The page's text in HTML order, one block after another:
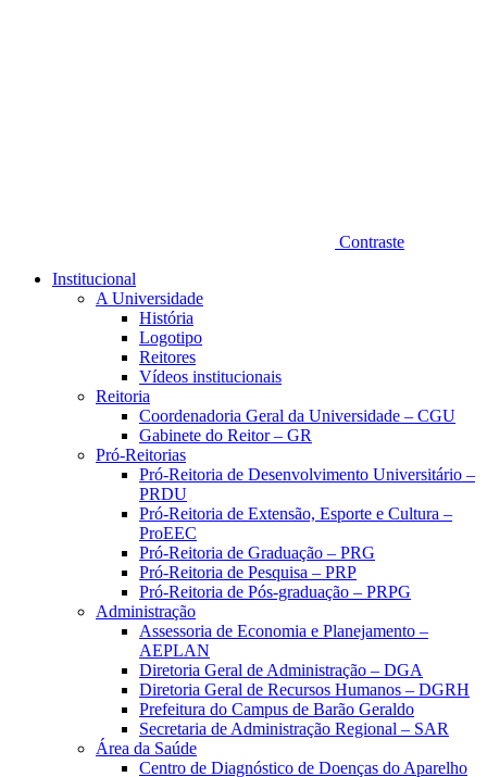
Contraste
Institucional
A Universidade
História
Logotipo
Reitores
Vídeos institucionais
Reitoria
Coordenadoria Geral da Universidade – CGU
Gabinete do Reitor – GR
Pró-Reitorias
Pró-Reitoria de Desenvolvimento Universitário –
PRDU
Pró-Reitoria de Extensão, Esporte e Cultura –
ProEEC
Pró-Reitoria de Graduação – PRG
Pró-Reitoria de Pesquisa – PRP
Pró-Reitoria de Pós-graduação – PRPG
Administração
Assessoria de Economia e Planejamento –
AEPLAN
Diretoria Geral de Administração – DGA
Diretoria Geral de Recursos Humanos – DGRH
Prefeitura do Campus de Barão Geraldo
Secretaria de Administração Regional – SAR
Área da Saúde
Centro de Diagnóstico de Doenças do Aparelho